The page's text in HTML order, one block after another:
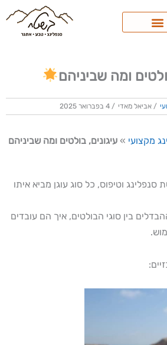
ומה שביניהם
/ אביאל מאדי / 4 בפברואר 2025
מקצועי » עיגונים, בולטים ומה שביניהם
סנפלינג וטיפוס, כל סוג עוגן מביא איתו
בין סוגי הבולטים, איך הם עובדים